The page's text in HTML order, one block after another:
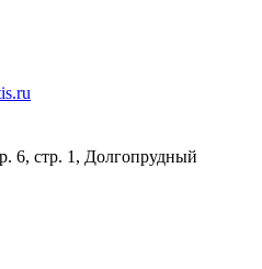
6, стр. 1, Долгопрудный